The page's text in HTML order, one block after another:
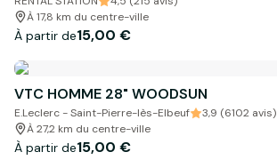
À 17,8 km du centre-ville
À partir de15,00 €
VTC HOMME 28" WOODSUN
E.Leclerc - Saint-Pierre-lès-Elbeuf
3,9 (6102 avis)
À 27,2 km du centre-ville
À partir de15,00 €